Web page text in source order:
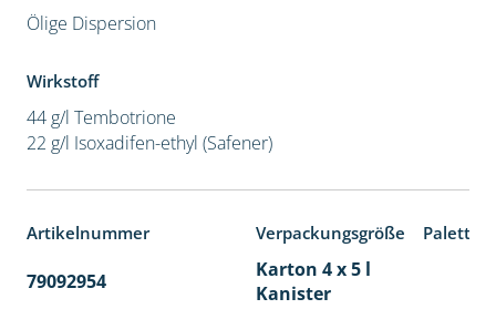
Ölige Dispersion
Wirkstoff
44 g/l Tembotrione
22 g/l Isoxadifen-ethyl (Safener)
Artikelnummer Verpackungsgröße
79092954
Karton 4 x 5 l
Kanister